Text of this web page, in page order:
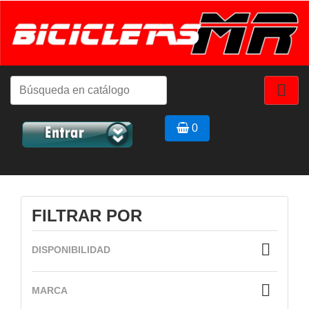

0
FILTRAR POR
DISPONIBILIDAD 
MARCA 